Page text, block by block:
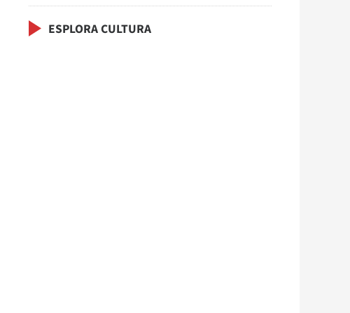
ESPLORA CULTURA